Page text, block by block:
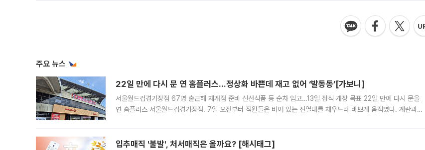
주요 뉴스
22일 만에 다시 문 연 홈플러스…정상화 바쁜데 재고 없어 ‘발동동’[가보니]
서울월드컵경기장점 67명 출근해 재개점 준비 신선식품 등 순차 입고…13일 정식 개장 목표 22일 만에 다시 문을
연 홈플러스 서울월드컵경기장점. 7일 오전부터 직원들은 비어 있는 진열대를 채우느라 바쁘게 움직였다. 계란과
입추매직 '불발', 처서매직은 올까요? [해시태그]